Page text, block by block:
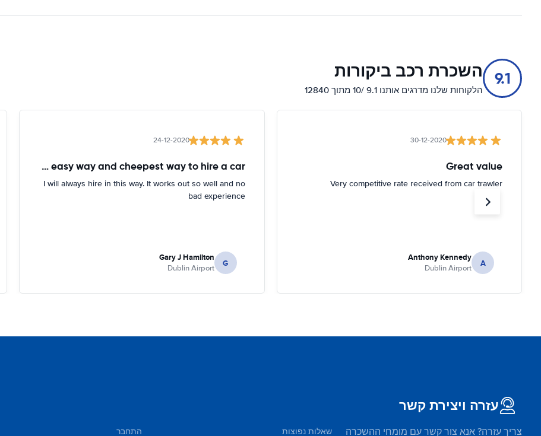
9.1 השכרת רכב ביקורות
הלקוחות שלנו מדרגים אותנו 9.1 /10 מתוך 12840
30-12-2020
Great value
Very competitive rate received from car trawler
A
Anthony Kennedy
Dublin Airport
24-12-2020
The easy way and cheepest way to hire a car
I will always hire in this way. It works out so well and no
bad experience
G
Gary J Hamilton
Dublin Airport
עזרה ויצירת קשר
צריך עזרה? אנא צור קשר עם מומחי ההשכרה שאלות נפוצות התחבר